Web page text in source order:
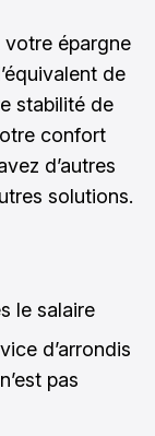
épargne
de
stabilité de
confort
d’autres
solutions.
le salaire
d’arrondis
pas